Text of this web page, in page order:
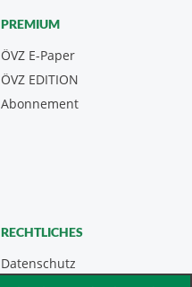
PREMIUM
ÖVZ E-Paper
Abonnement
ÖVZ EDITION
RECHTLICHES
Datenschutz